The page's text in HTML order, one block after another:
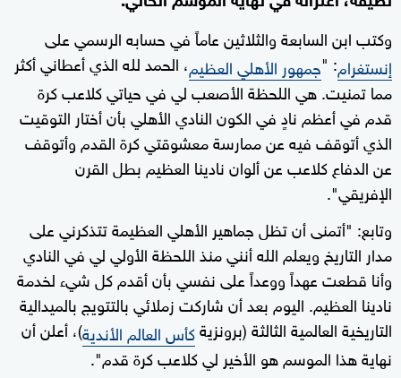
وكتب ابن السابعة والثلاثين عاماً في حسابه الرسمي على
إنستغرام: "جمهور الأهلي العظيم، الحمد لله الذي أعطاني أكثر
مما تمنيت. هي اللحظة الأصعب لي في حياتي كلاعب كرة
قدم في أعظم نادٍ في الكون النادي الأهلي بأن أختار التوقيت
الذي أتوقف فيه عن ممارسة معشوقتي كرة القدم وأتوقف
عن الدفاع كلاعب عن ألوان نادينا العظيم بطل القرن
الإفريقي".
وتابع: "أتمنى أن تظل جماهير الأهلي العظيمة تتذكرني على
مدار التاريخ ويعلم الله أنني منذ اللحظة الأولي لي في النادي
وأنا قطعت عهداً ووعداً على نفسي بأن أقدم كل شيء لخدمة
نادينا العظيم. اليوم بعد أن شاركت زملائي بالتتويج بالميدالية
التاريخية العالمية الثالثة (برونزيةكأس العالم الأندية)، أعلن أن
نهاية هذا الموسم هو الأخير لي كلاعب كرة قدم".